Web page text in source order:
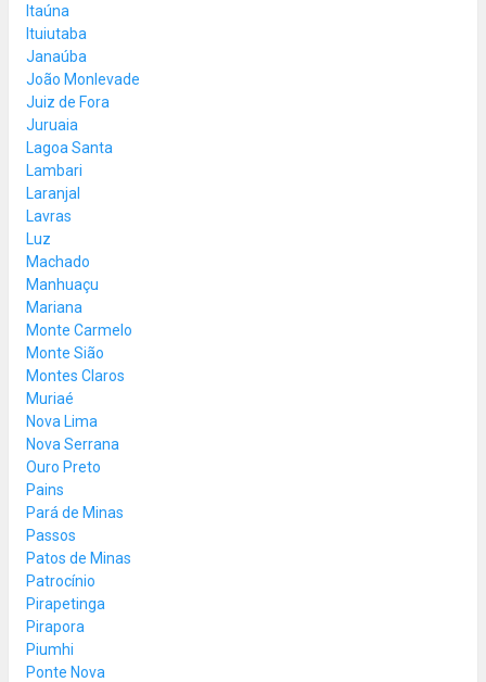
Itaúna
Ituiutaba
Janaúba
João Monlevade
Juiz de Fora
Juruaia
Lagoa Santa
Lambari
Laranjal
Lavras
Luz
Machado
Manhuaçu
Mariana
Monte Carmelo
Monte Sião
Montes Claros
Muriaé
Nova Lima
Nova Serrana
Ouro Preto
Pains
Pará de Minas
Passos
Patos de Minas
Patrocínio
Pirapetinga
Pirapora
Piumhi
Ponte Nova